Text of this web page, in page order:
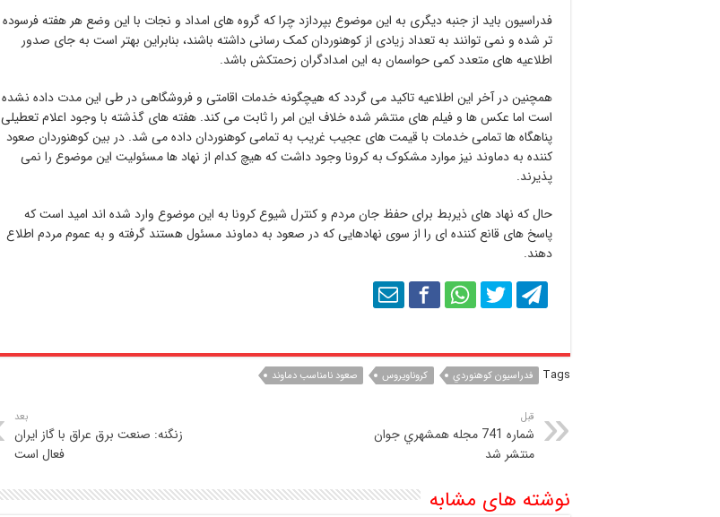
فدراسیون باید از جنبه دیگری به این موضوع بپردازد چرا که گروه های امداد و نجات با این وضع هر هفته فرسوده
تر شده و نمی توانند به تعداد زیادی از کوهنوردان کمک رسانی داشته باشند، بنابراین بهتر است به جای صدور
اطلاعیه های متعدد کمی حواسمان به این امدادگران زحمتکش باشد.
همچنین در آخر این اطلاعیه تاکید می گردد که هیچگونه خدمات اقامتی و فروشگاهی در طی این مدت داده نشده
است اما عکس ها و فیلم های منتشر شده خلاف این امر را ثابت می کند. هفته های گذشته با وجود اعلام تعطیلی
پناهگاه ها تمامی خدمات با قیمت های عجیب غریب به تمامی کوهنوردان داده می شد. در بین کوهنوردان صعود
کننده به دماوند نیز موارد مشکوک به کرونا وجود داشت که هیچ کدام از نهاد ها مسئولیت این موضوع را نمی
پذیرند.
حال که نهاد های ذیربط برای حفظ جان مردم و کنترل شیوع کرونا به این موضوع وارد شده اند امید است که
پاسخ های قانع کننده ای را از سوی نهادهایی که در صعود به دماوند مسئول هستند گرفته و به عموم مردم اطلاع
دهند.
Tags فدراسيون كوهنوردي كروناويروس صعود نامناسب دماوند
قبل
شماره 741 مجله همشهري جوان
منتشر شد
بعد
زنگنه: صنعت برق عراق با گاز ایران
فعال است
نوشته های مشابه